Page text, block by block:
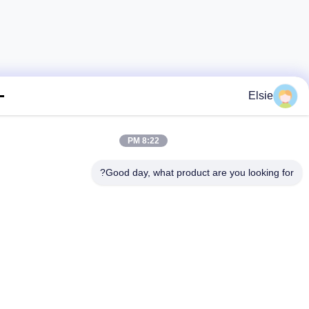
Elsie
8:22 PM
Good day, what product are you looking